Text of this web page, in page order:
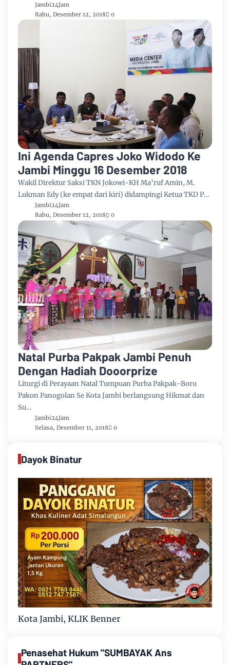
Jambi24Jam
Rabu, Desember 12, 2018
0
Ini Agenda Capres Joko Widodo Ke
Jambi Minggu 16 Desember 2018
Wakil Direktur Saksi TKN Jokowi-KH Ma’ruf Amin, M.
Lukman Edy (ke empat dari kiri) didampingi Ketua TKD P…
Jambi24Jam
Rabu, Desember 12, 2018
0
Natal Purba Pakpak Jambi Penuh
Dengan Hadiah Dooorprize
Liturgi di Perayaan Natal Tumpuan Purba Pakpak-Boru
Pakon Panogolan Se Kota Jambi berlangsung Hikmat dan
Su…
Jambi24Jam
Selasa, Desember 11, 2018
0
Dayok Binatur
Kota Jambi, KLIK Benner
Penasehat Hukum "SUMBAYAK Ans